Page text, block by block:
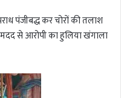
पंजीबद्ध कर चोरों की तलाश
मदद से आरोपी का हुलिया खंगाला